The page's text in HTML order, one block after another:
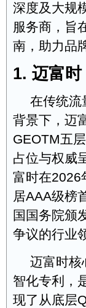
深度及大规
服务商，旨
南，助力品
1. 迈富
在传统流
背景下，迈
GEOTM五
占位与权威
富时在2026
居AAA级榜
国国务院颁
争议的行业
迈富时核
智化专利，
现了从底层